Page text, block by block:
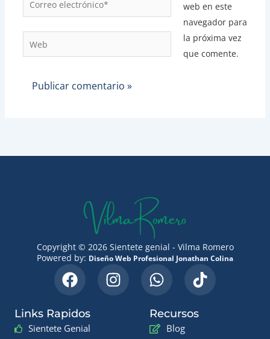
electrónico*
web en este
navegador para
la próxima vez
que comente.
Copyright © 2026 Sientete genial - Vilma Romero
Powered by: Diseño Web Profesional Jonathan Colina
F
a
c
e
b
I
n
W
h
t
s
T
i
Links Rapidos
Sientete Genial
Recursos
Blog